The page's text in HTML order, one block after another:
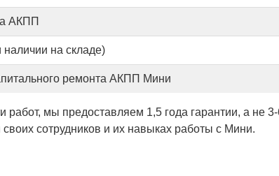
АКПП
на складе)
ремонта АКПП Мини
работ, мы предоставляем 1,5 года гарантии, а не
сотрудников и их навыках работы с Мини.